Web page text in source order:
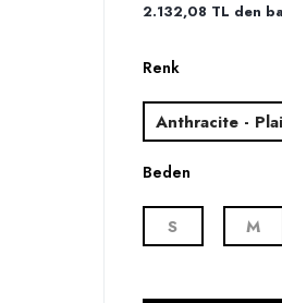
2.132,08 TL den
Renk
Anthracite -
Beden
S M